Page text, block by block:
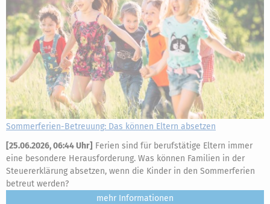
Sommerferien-Betreuung: Das können Eltern absetzen
[25.06.2026, 06:44 Uhr] Ferien sind für berufstätige Eltern immer
eine besondere Herausforderung. Was können Familien in der
Steuererklärung absetzen, wenn die Kinder in den Sommerferien
betreut werden?
mehr